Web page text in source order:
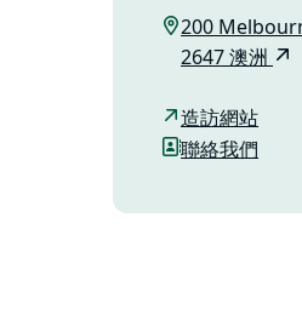
200
2647 澳洲
造訪網站
聯絡我們